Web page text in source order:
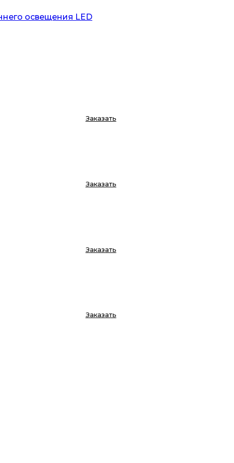
освещения LED
Заказать
Заказать
Заказать
Заказать